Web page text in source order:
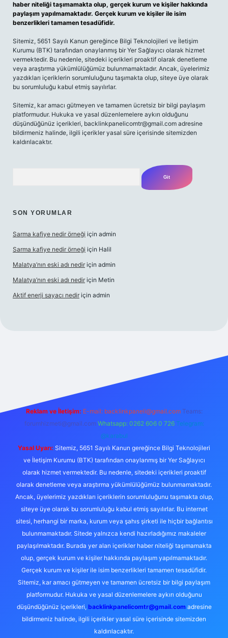
haber niteliği taşımamakta olup, gerçek kurum ve kişiler hakkında
paylaşım yapılmamaktadır. Gerçek kurum ve kişiler ile isim
benzerlikleri tamamen tesadüfidir.
Sitemiz, 5651 Sayılı Kanun gereğince Bilgi Teknolojileri ve İletişim
Kurumu (BTK) tarafından onaylanmış bir Yer Sağlayıcı olarak hizmet
vermektedir. Bu nedenle, sitedeki içerikleri proaktif olarak denetleme
veya araştırma yükümlülüğümüz bulunmamaktadır. Ancak, üyelerimiz
yazdıkları içeriklerin sorumluluğunu taşımakta olup, siteye üye olarak
bu sorumluluğu kabul etmiş sayılırlar.
Sitemiz, kar amacı gütmeyen ve tamamen ücretsiz bir bilgi paylaşım
platformudur. Hukuka ve yasal düzenlemelere aykırı olduğunu
düşündüğünüz içerikleri, backlinkpanelicomtr@gmail.com adresine
bildirmeniz halinde, ilgili içerikler yasal süre içerisinde sitemizden
kaldırılacaktır.
SON YORUMLAR
Sarma kafiye nedir örneği için admin
Sarma kafiye nedir örneği için Halil
Malatya’nın eski adı nedir için admin
Malatya’nın eski adı nedir için Metin
Aktif enerji sayacı nedir için admin
Reklam ve İletişim: E-mail: backlinkpaneli@gmail.com Teams:
forumhizmeti@gmail.com Whatsapp: 0262 606 0 726 Telegram:
@karabul
Yasal Uyarı: Sitemiz, 5651 Sayılı Kanun gereğince Bilgi Teknolojileri
ve İletişim Kurumu (BTK) tarafından onaylanmış bir Yer Sağlayıcı
olarak hizmet vermektedir. Bu nedenle, sitedeki içerikleri proaktif
olarak denetleme veya araştırma yükümlülüğümüz bulunmamaktadır.
Ancak, üyelerimiz yazdıkları içeriklerin sorumluluğunu taşımakta olup,
siteye üye olarak bu sorumluluğu kabul etmiş sayılırlar. Bu internet
sitesi, herhangi bir marka, kurum veya şahıs şirketi ile hiçbir bağlantısı
bulunmamaktadır. Sitede yalnızca kendi hazırladığımız makaleler
paylaşılmaktadır. Burada yer alan içerikler haber niteliği taşımamakta
olup, gerçek kurum ve kişiler hakkında paylaşım yapılmamaktadır.
Gerçek kurum ve kişiler ile isim benzerlikleri tamamen tesadüfidir.
Sitemiz, kar amacı gütmeyen ve tamamen ücretsiz bir bilgi paylaşım
platformudur. Hukuka ve yasal düzenlemelere aykırı olduğunu
düşündüğünüz içerikleri, backlinkpanelicomtr@gmail.comadresine
bildirmeniz halinde, ilgili içerikler yasal süre içerisinde sitemizden
kaldırılacaktır.